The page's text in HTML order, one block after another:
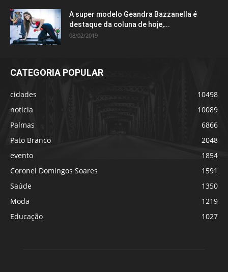
A super modelo Geandra Bazzanella é
destaque da coluna de hoje,...
08/02/2019
CATEGORIA POPULAR
cidades
10498
noticia
10089
Palmas
6866
Pato Branco
2048
evento
1854
Coronel Domingos Soares
1591
Saúde
1350
Moda
1219
Educação
1027